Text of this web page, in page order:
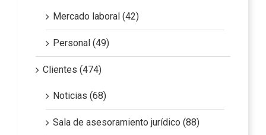
Mercado laboral (42)
Personal (49)
Clientes (474)
Noticias (68)
Sala de asesoramiento jurídico (88)